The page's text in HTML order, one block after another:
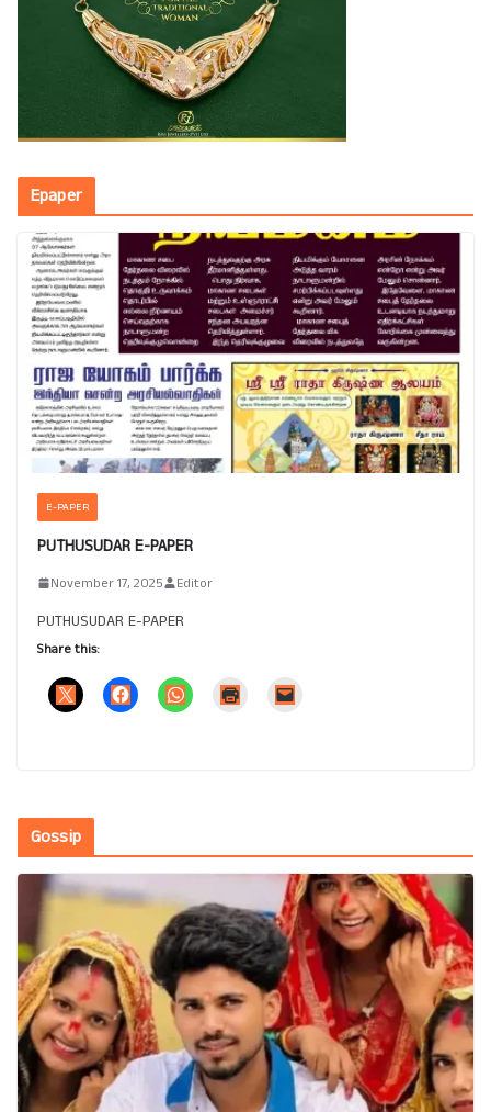
Epaper
E-PAPER
PUTHUSUDAR E-PAPER
November 17, 2025 Editor
PUTHUSUDAR E-PAPER
Share this:
Gossip